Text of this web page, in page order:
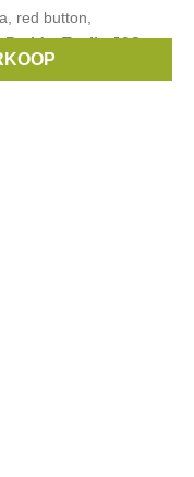
red button,
Batida,Toxik,J&S